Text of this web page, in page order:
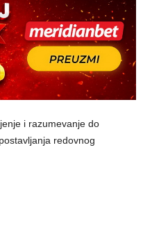
i razumevanje do
redovnog